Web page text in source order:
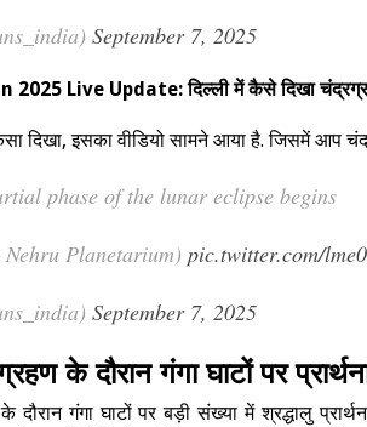
September 7, 2025
Live Update: दिल्ली में कैसे दिखा
दिखा, इसका वीडियो सामने आया है. जिसमें आप
phase of the lunar eclipse begins
Planetarium) pic.twitter.com/
September 7, 2025
के दौरान गंगा घाटों पर
के दौरान गंगा घाटों पर बड़ी संख्या में श्रद्धालु